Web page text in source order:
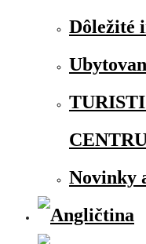
Dôležité
Novinky